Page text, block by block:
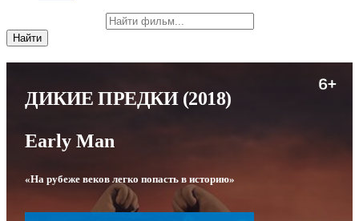
ДИКИЕ ПРЕДКИ(2018)
Early Man
«На рубеже веков легко попасть в историю»